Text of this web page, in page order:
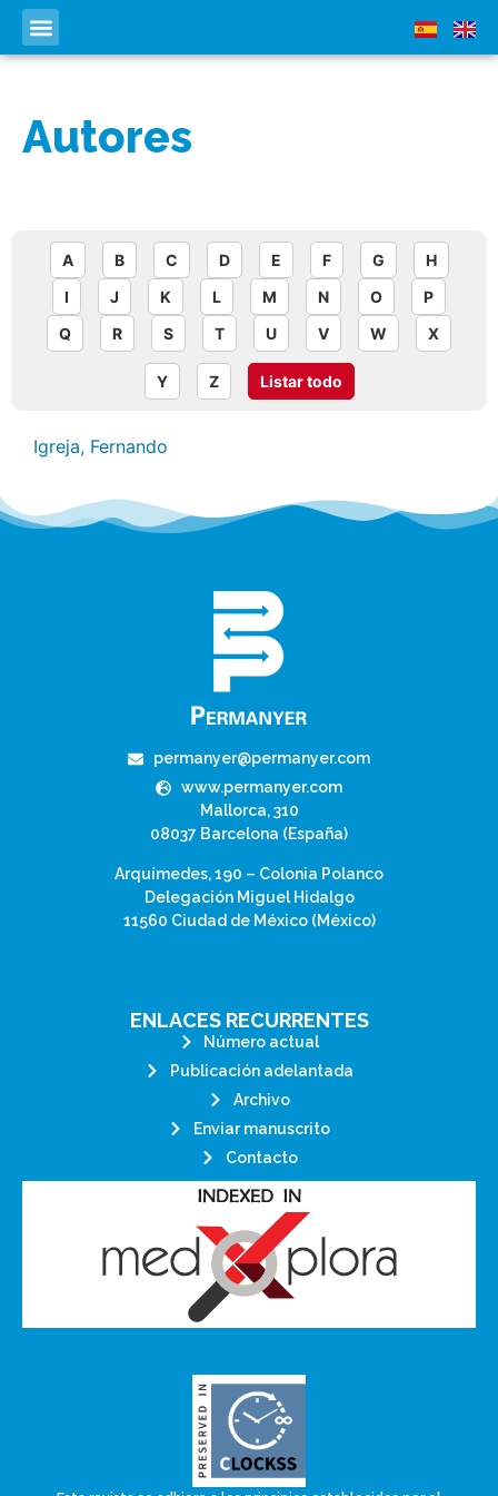
Autores
A B C D E F G
H
I
J K L M N O
P
Q
R S T U V W X
Y Z Listar todo
Igreja, Fernando
permanyer@permanyer.com
www.permanyer.com
Mallorca, 310
08037 Barcelona (España)
Arquímedes, 190 – Colonia Polanco
Delegación Miguel Hidalgo
11560 Ciudad de México (México)
ENLACES RECURRENTES
Número actual
Publicación adelantada
Archivo
Enviar manuscrito
Contacto
CLOCKSS is a dak archive that ensures the long-term
survival of web-based scholary publications, governed
by and for its stakeholders.